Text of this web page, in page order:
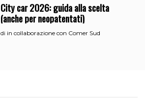
City car 2026: guida alla scelta
(anche per neopatentati)
di in collaborazione con Comer Sud